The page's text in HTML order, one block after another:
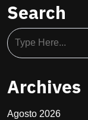
Search
Archives
Agosto 2026